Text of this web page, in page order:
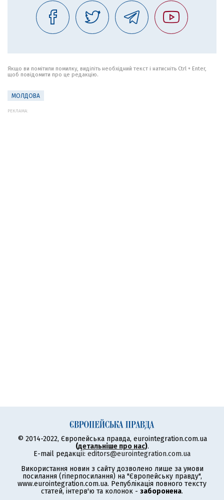
Якщо ви помітили помилку, виділіть необхідний текст і натисніть Ctrl + Enter,
щоб повідомити про це редакцію.
МОЛДОВА
РЕКЛАМА:
© 2014-2022, Європейська правда, eurointegration.com.ua
(детальніше про нас).
E-mail редакції: editors@eurointegration.com.ua
Використання новин з сайту дозволено лише за умови
посилання (гіперпосилання) на "Європейську правду",
www.eurointegration.com.ua. Републікація повного тексту
статей, інтерв'ю та колонок - заборонена.